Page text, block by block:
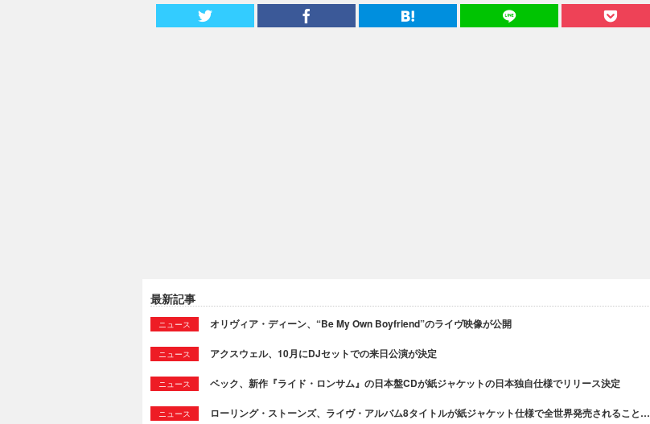
最新記事
ニュース オリヴィア・ディーン、“Be My Own Boyfriend”のライヴ映像が公開
ニュース アクスウェル、10月にDJセットでの来日公演が決定
ニュース ベック、新作『ライド・ロンサム』の日本盤CDが紙ジャケットの日本独自仕様でリリース決定
ニュース ローリング・ストーンズ、ライヴ・アルバム8タイトルが紙ジャケット仕様で全世界発売されること…